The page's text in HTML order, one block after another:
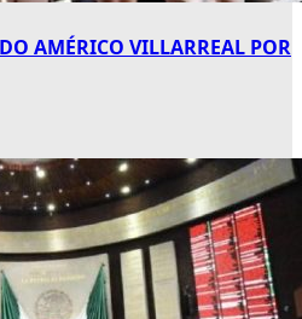
AMÉRICO VILLARREAL POR